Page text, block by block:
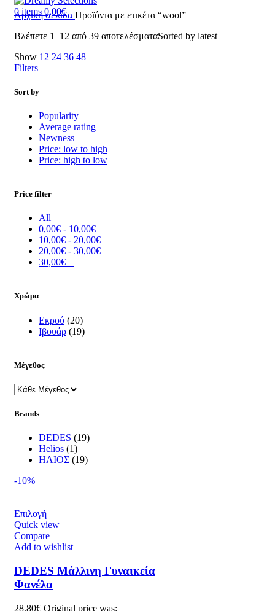
0 items 0,00€
Αρχική σελίδα Προϊόντα με ετικέτα “wool”
Βλέπετε 1–12 από 39 αποτελέσματαSorted by latest
Show 12 24 36 48
Filters
Sort by
Popularity
Average rating
Newness
Price: low to high
Price: high to low
Price filter
All
0,00€ - 10,00€
10,00€ - 20,00€
20,00€ - 30,00€
30,00€ +
Χρώμα
Εκρού (20)
Ιβουάρ (19)
Μέγεθος
Brands
DEDES (19)
Helios (1)
ΗΛΙΟΣ (19)
-10%
Επιλογή
Quick view
Compare
Add to wishlist
DEDES Μάλλινη Γυναικεία
Φανέλα
28,80€ Original price was: